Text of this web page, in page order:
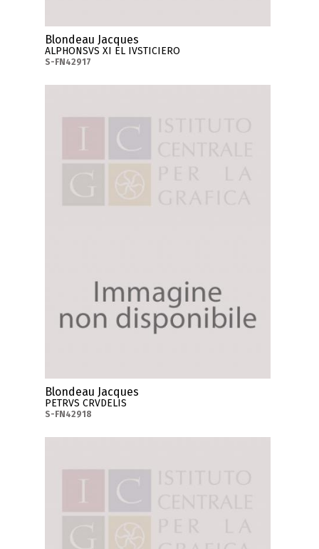
Blondeau Jacques
ALPHONSVS XI EL IVSTICIERO
S-FN42917
Blondeau Jacques
PETRVS CRVDELIS
S-FN42918